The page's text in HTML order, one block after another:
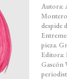
Autora:
despide
pieza.
Editora:
Gascón
Sabina
años
de televisión y
de spots
marcas,
andadura